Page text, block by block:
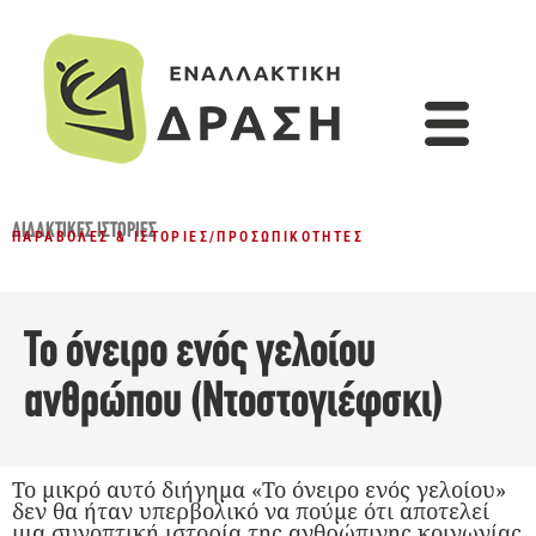
ΔΙΔΑΚΤΙΚΈΣ ΙΣΤΟΡΊΕΣ
ΠΑΡΑΒΟΛΈΣ & ΙΣΤΟΡΊΕΣ/ ΠΡΟΣΩΠΙΚΌΤΗΤΕΣ
Το όνειρο ενός γελοίου
ανθρώπου (Ντοστογιέφσκι)
Το μικρό αυτό διήγημα «Το όνειρο ενός γελοίου»
δεν θα ήταν υπερβολικό να πούμε ότι αποτελεί